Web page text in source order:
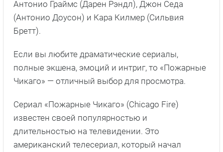
Антонио Граймс (Дарен Рэндл), Джон Седа
(Антонио Доусон) и Кара Килмер (Сильвия
Бретт).
Если вы любите драматические сериалы,
полные экшена, эмоций и интриг, то «Пожарные
Чикаго» — отличный выбор для просмотра.
Сериал «Пожарные Чикаго» (Chicago Fire)
известен своей популярностью и
длительностью на телевидении. Это
американский телесериал, который начал